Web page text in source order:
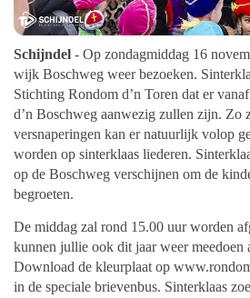
Schijndel - Op zondagmiddag 16
wijk Boschweg weer bezoeken.
Stichting Rondom d’n Toren dat er
d’n Boschweg aanwezig zullen zijn. Zo
versnaperingen kan er natuurlijk volop
worden op sinterklaas liederen.
op de Boschweg verschijnen om de
begroeten.
De middag zal rond 15.00 uur worden
kunnen jullie ook dit jaar weer meedoen
Download de kleurplaat op
in de speciale brievenbus. Sinterklaas